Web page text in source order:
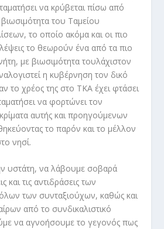
να κρύβεται πίσω από
του Ταμείου
το οποίο ακόμα και οι πιο
το θεωρούν ένα από τα πιο
με βιωσιμότητα τουλάχιστον
η κυβέρνηση τον δικό
το χρέος της στο ΤΚΑ έχει φτάσει
να φορτώνει τον
αυτής και προηγούμενων
το παρόν και το μέλλον
νησί.
υστάτη, να λάβουμε σοβαρά
και τις αντιδράσεις των
των συνταξιούχων, καθώς και
από το συνδικαλιστικό
να αγνοήσουμε το γεγονός πως